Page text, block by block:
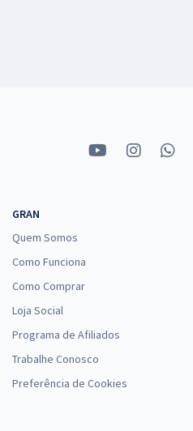
GRAN
Quem Somos
Como Funciona
Como Comprar
Loja Social
Programa de Afiliados
Trabalhe Conosco
Preferência de Cookies